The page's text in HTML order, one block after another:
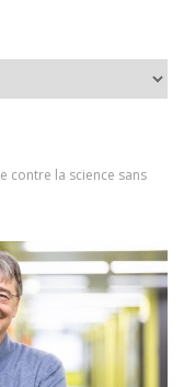
contre la science sans